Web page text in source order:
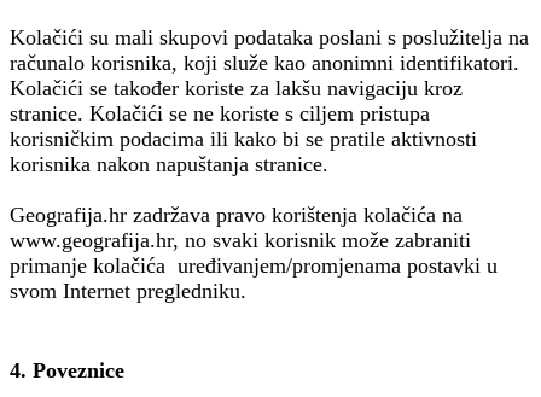
Kolačići su mali skupovi podataka poslani s poslužitelja na
računalo korisnika, koji služe kao anonimni identifikatori.
Kolačići se također koriste za lakšu navigaciju kroz
stranice. Kolačići se ne koriste s ciljem pristupa
korisničkim podacima ili kako bi se pratile aktivnosti
korisnika nakon napuštanja stranice.
Geografija.hr zadržava pravo korištenja kolačića na
www.geografija.hr, no svaki korisnik može zabraniti
primanje kolačića uređivanjem/promjenama postavki u
svom Internet pregledniku.
4. Poveznice